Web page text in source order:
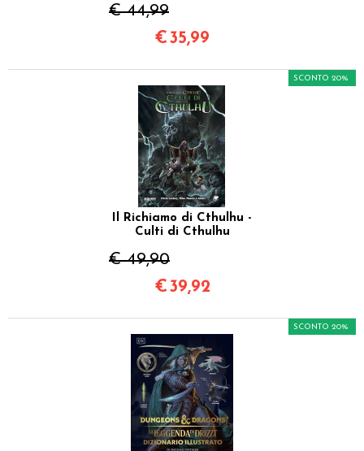
€ 44,99
€35,99
Il Richiamo di Cthulhu -
Culti di Cthulhu
€ 49,90
SCONTO 20%
€39,92
SCONTO 20%